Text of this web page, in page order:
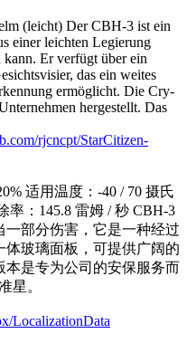
(leicht) Der CBH-3 ist ein
einer leichten Legierung
kann. Er verfügt über ein
das ein weites
ermöglicht. Die Cry-
hergestellt. Das
rjcncpt/StarCitizen-
适用温度：-40 / 70 摄氏
率：145.8 雷姆 / 秒 CBH-3
部分伤害，它是一种经过
玻璃面板，可提供广阔的
是专为公司的安保服务而
星。
LocalizationData